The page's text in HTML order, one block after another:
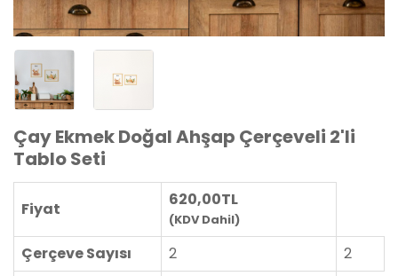
Çay Ekmek Doğal Ahşap Çerçeveli 2'li
Tablo Seti
Fiyat 620,00TL
(KDV Dahil)
Çerçeve Sayısı 2
2